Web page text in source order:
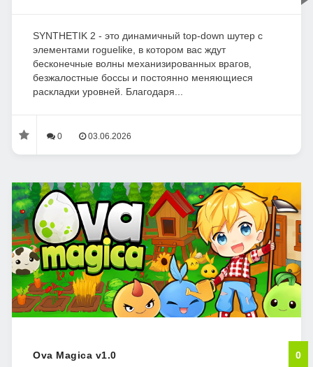
SYNTHETIK 2 - это динамичный top-down шутер с
элементами roguelike, в котором вас ждут
бесконечные волны механизированных врагов,
безжалостные боссы и постоянно меняющиеся
раскладки уровней. Благодаря...
0 03.06.2026
Ova Magica v1.0 0